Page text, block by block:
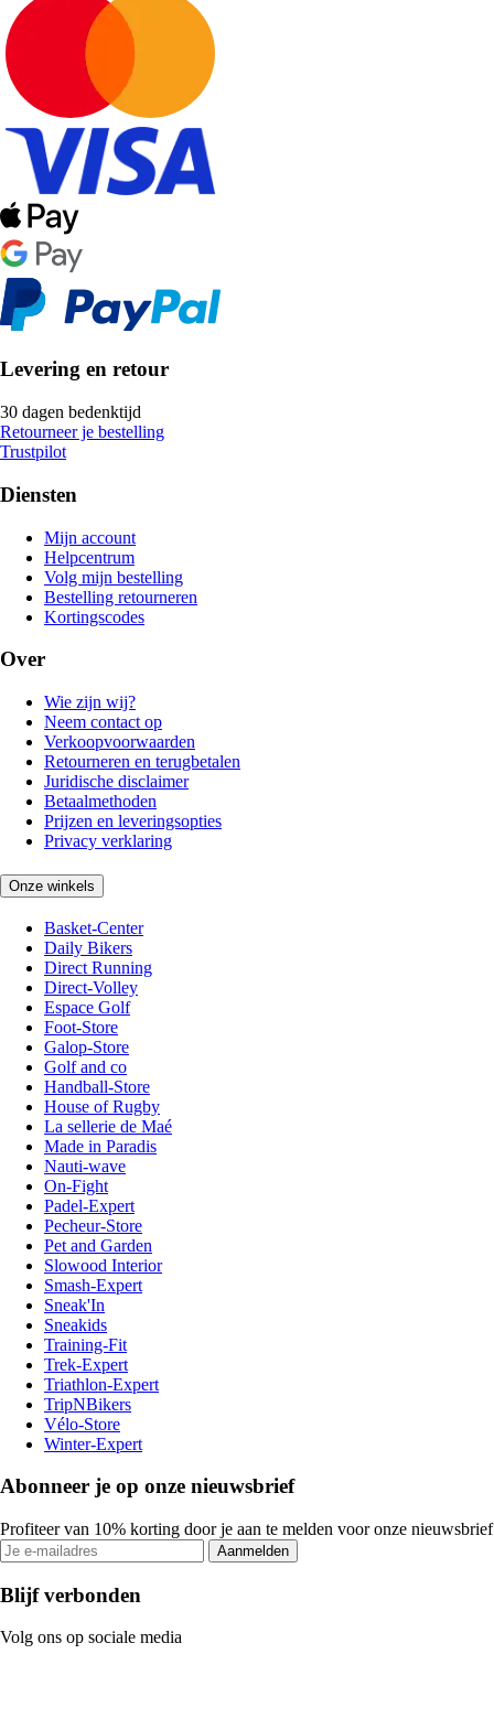
Levering en retour
30 dagen bedenktijd
Retourneer je bestelling
Trustpilot
Diensten
Mijn account
Helpcentrum
Volg mijn bestelling
Bestelling retourneren
Kortingscodes
Over
Wie zijn wij?
Neem contact op
Verkoopvoorwaarden
Retourneren en terugbetalen
Juridische disclaimer
Betaalmethoden
Prijzen en leveringsopties
Privacy verklaring
Onze winkels
Basket-Center
Daily Bikers
Direct Running
Direct-Volley
Espace Golf
Foot-Store
Galop-Store
Golf and co
Handball-Store
House of Rugby
La sellerie de Maé
Made in Paradis
Nauti-wave
On-Fight
Padel-Expert
Pecheur-Store
Pet and Garden
Slowood Interior
Smash-Expert
Sneak'In
Sneakids
Training-Fit
Trek-Expert
Triathlon-Expert
TripNBikers
Vélo-Store
Winter-Expert
Abonneer je op onze nieuwsbrief
Profiteer van 10% korting door je aan te melden voor onze nieuwsbrief
Aanmelden
Blijf verbonden
Volg ons op sociale media